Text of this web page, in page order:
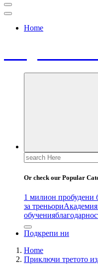
Home
Search
for:
Or check our Popular
1 милион пробудени
за треньори
обучения
Подкрепи ни
Home
Приключи третото